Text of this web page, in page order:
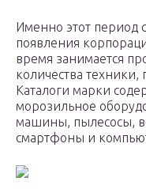
Именно этот период
появления
время занимается
количества
Каталоги марки
морозильное
машины, пылесосы,
смартфоны и